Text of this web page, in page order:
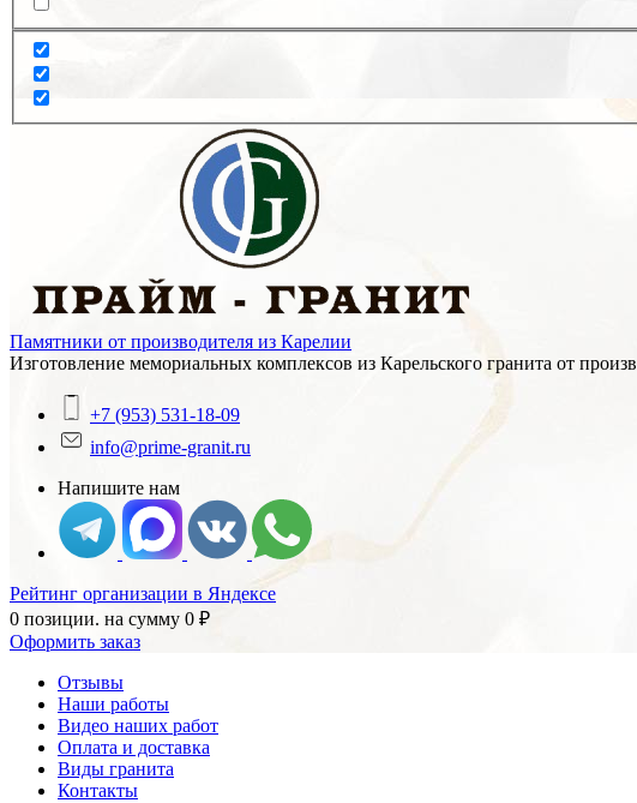
Памятники от производителя из Карелии
Изготовление мемориальных комплексов из Карельского гранита от
+7 (953) 531-18-09
info@prime-granit.ru
Напишите нам
Рейтинг организации в Яндексе
0 позиции. на сумму 0 ₽
Оформить заказ
Отзывы
Наши работы
Видео наших работ
Оплата и доставка
Виды гранита
Контакты